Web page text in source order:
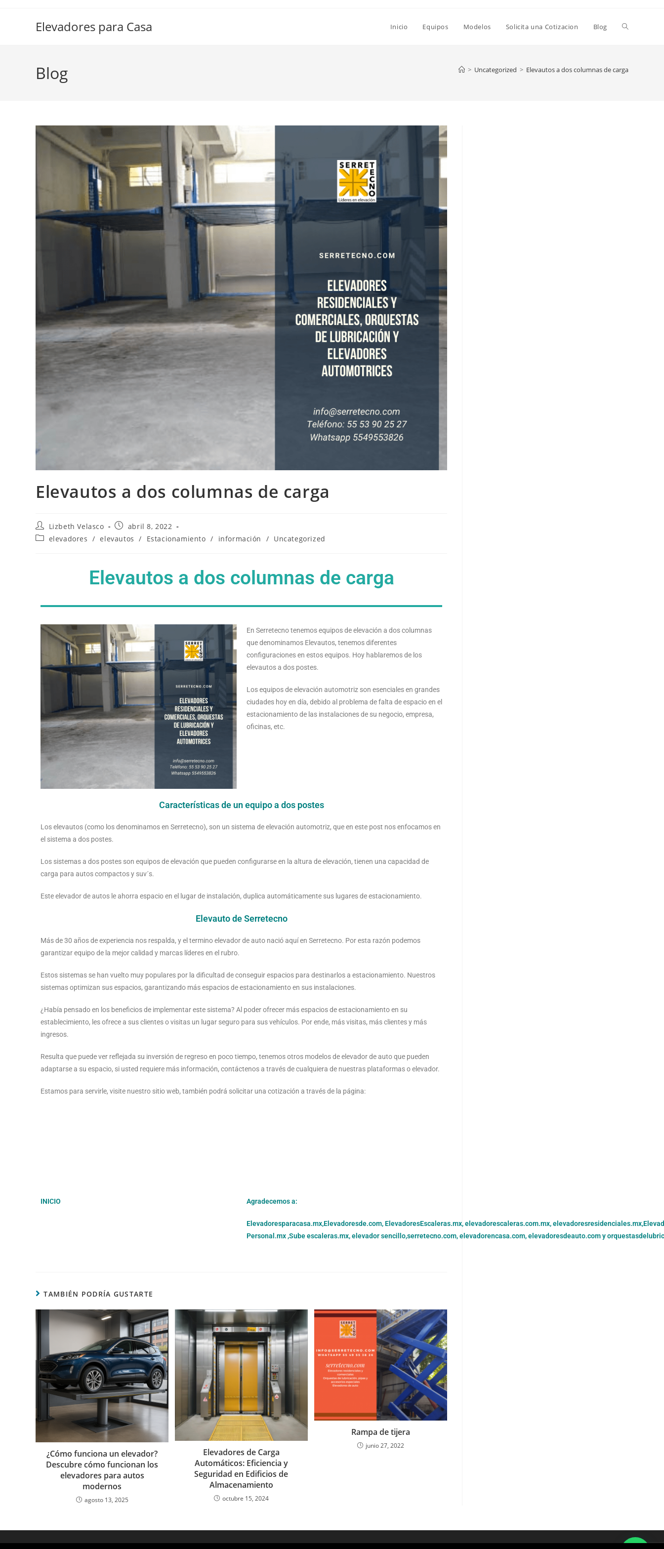
Elevadores para Casa Inicio Equipos Modelos Solicita una Cotizacion Blog
Blog > Uncategorized > Elevautos a dos columnas de carga
Elevautos a dos columnas de carga
Lizbeth Velasco
abril 8, 2022
elevadores / elevautos / Estacionamiento / información / Uncategorized
Elevautos a dos columnas de carga
En Serretecno tenemos equipos de elevación a dos columnas
que denominamos Elevautos, tenemos diferentes
configuraciones en estos equipos. Hoy hablaremos de los
elevautos a dos postes.
Los equipos de elevación automotriz son esenciales en grandes
ciudades hoy en día, debido al problema de falta de espacio en el
estacionamiento de las instalaciones de su negocio, empresa,
oficinas, etc.
Características de un equipo a dos postes
Los elevautos (como los denominamos en Serretecno), son un sistema de elevación automotriz, que en este post nos enfocamos en
el sistema a dos postes.
Los sistemas a dos postes son equipos de elevación que pueden configurarse en la altura de elevación, tienen una capacidad de
carga para autos compactos y suv´s.
Este elevador de autos le ahorra espacio en el lugar de instalación, duplica automáticamente sus lugares de estacionamiento.
Elevauto de Serretecno
Más de 30 años de experiencia nos respalda, y el termino elevador de auto nació aquí en Serretecno. Por esta razón podemos
garantizar equipo de la mejor calidad y marcas líderes en el rubro.
Estos sistemas se han vuelto muy populares por la dificultad de conseguir espacios para destinarlos a estacionamiento. Nuestros
sistemas optimizan sus espacios, garantizando más espacios de estacionamiento en sus instalaciones.
¿Había pensado en los beneficios de implementar este sistema? Al poder ofrecer más espacios de estacionamiento en su
establecimiento, les ofrece a sus clientes o visitas un lugar seguro para sus vehículos. Por ende, más visitas, más clientes y más
ingresos.
Resulta que puede ver reflejada su inversión de regreso en poco tiempo, tenemos otros modelos de elevador de auto que pueden
adaptarse a su espacio, si usted requiere más información, contáctenos a través de cualquiera de nuestras plataformas o elevador.
Estamos para servirle, visite nuestro sitio web, también podrá solicitar una cotización a través de la página:
INICIO Agradecemos a:
Elevadoresparacasa.mx,Elevadoresde.com, ElevadoresEscaleras.mx,elevadorescaleras.com.mx,elevadoresresidenciales.mx,
Personal.mx ,Sube escaleras.mx,elevador sencillo,serretecno.com, elevadorencasa.com, elevadoresdeauto.comy
TAMBIÉN PODRÍA GUSTARTE
¿Cómo funciona un elevador?
Descubre cómo funcionan los
elevadores para autos
modernos
agosto 13, 2025
Elevadores de Carga
Automáticos: Eficiencia y
Seguridad en Edificios de
Almacenamiento
octubre 15, 2024
Rampa de tijera
junio 27, 2022